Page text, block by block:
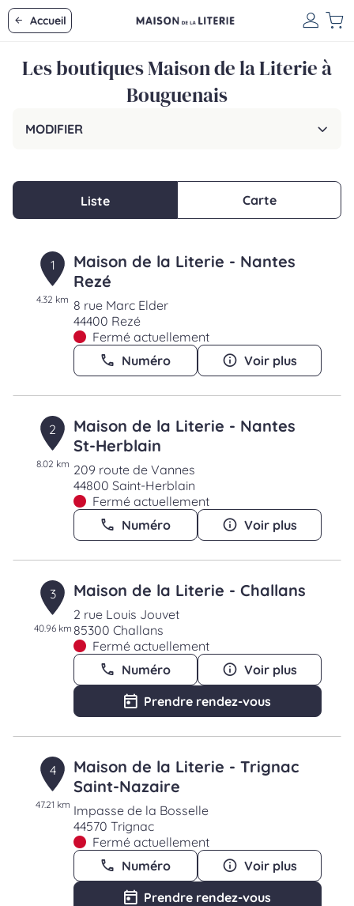
Accueil
Les boutiques Maison de la Literie à
Bouguenais
MODIFIER
Liste Carte
1
4.32 km
Maison de la Literie - Nantes
Rezé
8 rue Marc Elder
44400 Rezé
Fermé actuellement
Numéro
Voir plus
2
8.02 km
Maison de la Literie - Nantes
St-Herblain
209 route de Vannes
44800 Saint-Herblain
Fermé actuellement
Numéro
Voir plus
3
40.96 km
Maison de la Literie - Challans
2 rue Louis Jouvet
85300 Challans
Fermé actuellement
Numéro
Voir plus
Prendre rendez-vous
4
47.21 km
Maison de la Literie - Trignac
Saint-Nazaire
Impasse de la Bosselle
44570 Trignac
Fermé actuellement
Numéro
Voir plus
Prendre rendez-vous